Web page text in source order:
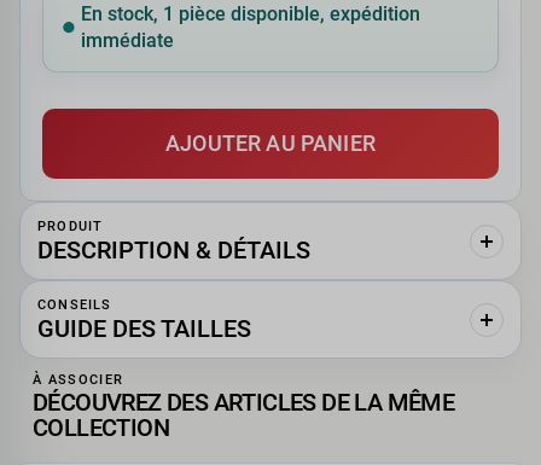
En stock, 1 pièce disponible, expédition
immédiate
AJOUTER AU PANIER
PRODUIT
DESCRIPTION & DÉTAILS
CONSEILS
GUIDE DES TAILLES
À ASSOCIER
DÉCOUVREZ DES ARTICLES DE LA MÊME
COLLECTION